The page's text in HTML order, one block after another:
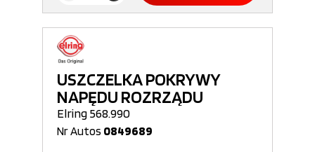
USZCZELKA POKRYWY
NAPĘDU ROZRZĄDU
Elring 568.990
Nr Autos 0849689